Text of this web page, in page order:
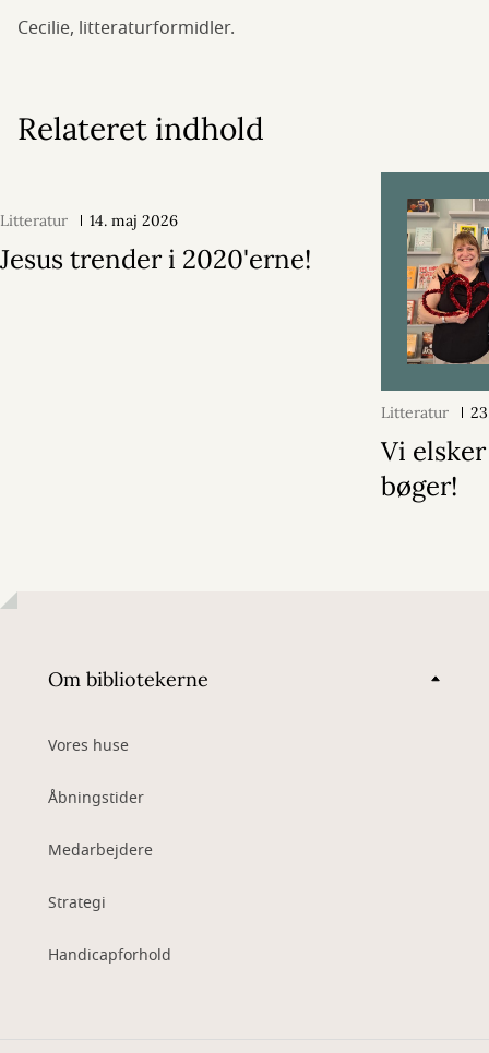
Cecilie, litteraturformidler.
Relateret indhold
Litteratur 14. maj 2026
Jesus trender i 2020'erne!
Litteratur
Vi
bøger!
Om bibliotekerne
Vores huse
Åbningstider
Medarbejdere
Strategi
Handicapforhold